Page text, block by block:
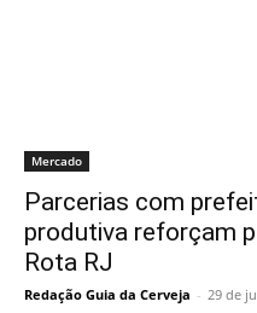
Mercado
Parcerias com
produtiva reforçam
Rota RJ
Redação Guia da Cerveja - 29 de